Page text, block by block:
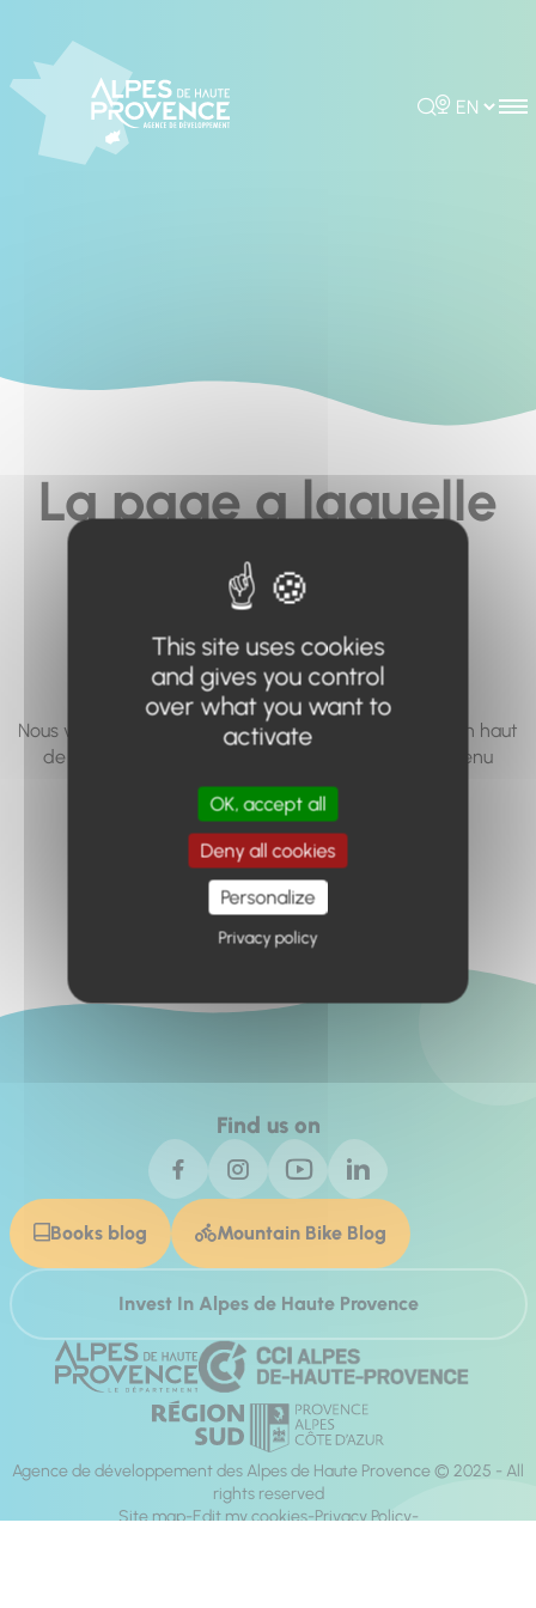
Rechercher
Choisir la
La page a laquelle
vous cherchez à
accéder n'existe
pas... ou plus.
Nous vous invitons à utiliser le moteur de recherche en haut
de page, ou à utiliser le menu pour trouver le contenu
recherché.
Retour à l'accueil
Find us on
Books blog Mountain Bike Blog
Invest In Alpes de Haute Provence
Agence de développement des Alpes de Haute Provence © 2025 - All
rights reserved
Site map Edit my cookies Privacy Policy
This site uses cookies
and gives you control
over what you want to
activate
OK, accept all
Deny all cookies
Personalize
Privacy policy